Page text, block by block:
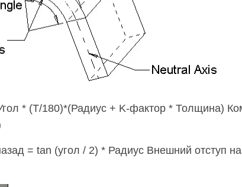
* (T/180)*(Радиус + K-фактор * Толщина)
= tan (угол / 2) * Радиус Внешний отступ